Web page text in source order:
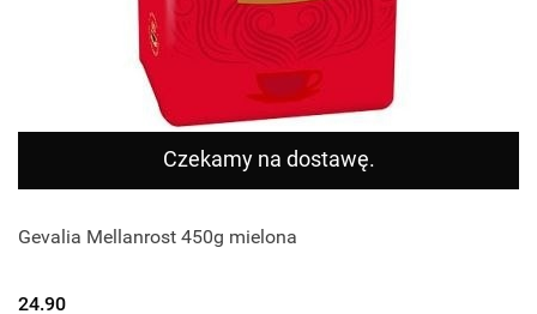
Czekamy na dostawę.
Gevalia Mellanrost 450g mielona
24.90